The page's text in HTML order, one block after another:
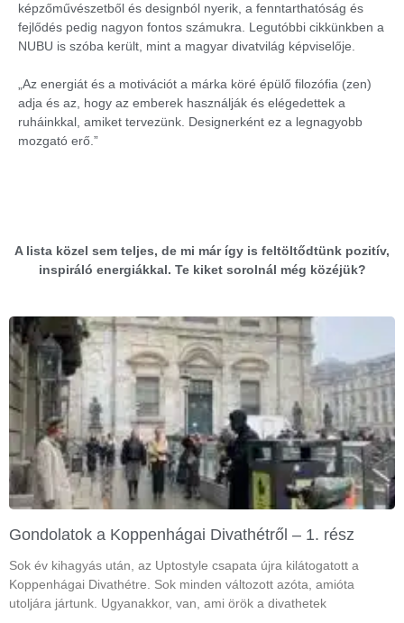
képzőművészetből és designból nyerik, a fenntarthatóság és
fejlődés pedig nagyon fontos számukra. Legutóbbi cikkünkben a
NUBU is szóba került, mint a magyar divatvilág képviselője.
„Az energiát és a motivációt a márka köré épülő filozófia (zen)
adja és az, hogy az emberek használják és elégedettek a
ruháinkkal, amiket tervezünk. Designerként ez a legnagyobb
mozgató erő.”
A lista közel sem teljes, de mi már így is feltöltődtünk pozitív,
inspiráló energiákkal. Te kiket sorolnál még közéjük?
Gondolatok a Koppenhágai Divathétről – 1. rész
Sok év kihagyás után, az Uptostyle csapata újra kilátogatott a
Koppenhágai Divathétre. Sok minden változott azóta, amióta
utoljára jártunk. Ugyanakkor, van, ami örök a divathetek